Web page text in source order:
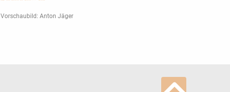
Vorschaubild: Anton Jäger